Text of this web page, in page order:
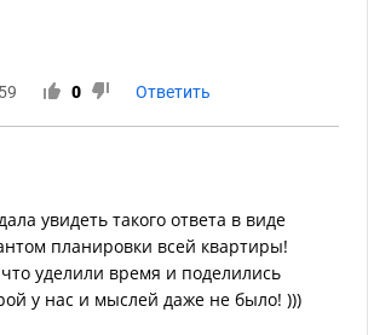
0 Ответить
увидеть такого ответа в виде
планировки всей квартиры!
уделили время и поделились
у нас и мыслей даже не было! )))